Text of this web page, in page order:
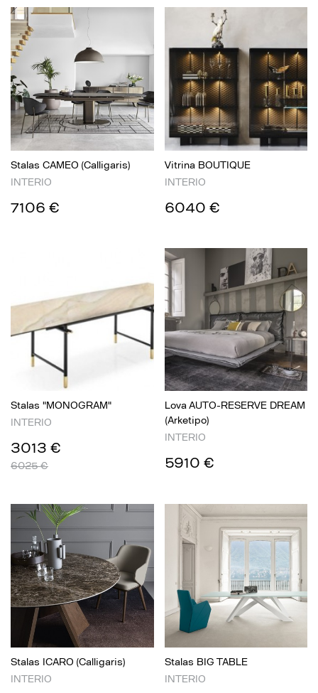
Stalas CAMEO (Calligaris)
INTERIO
7106 €
Vitrina BOUTIQUE
INTERIO
6040 €
Stalas "MONOGRAM"
INTERIO
3013 €
6025 €
Lova AUTO-RESERVE DREAM
(Arketipo)
INTERIO
5910 €
Stalas ICARO (Calligaris)
INTERIO
Stalas BIG TABLE
INTERIO